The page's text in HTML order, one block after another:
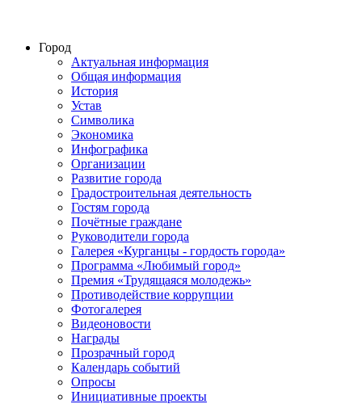
Город
Актуальная информация
Общая информация
История
Устав
Символика
Экономика
Инфографика
Организации
Развитие города
Градостроительная деятельность
Гостям города
Почётные граждане
Руководители города
Галерея «Курганцы - гордость города»
Программа «Любимый город»
Премия «Трудящаяся молодежь»
Противодействие коррупции
Фотогалерея
Видеоновости
Награды
Прозрачный город
Календарь событий
Опросы
Инициативные проекты